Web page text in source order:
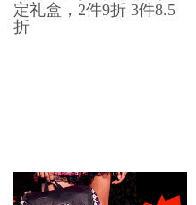
定礼盒，2件9折 3件8.5
折